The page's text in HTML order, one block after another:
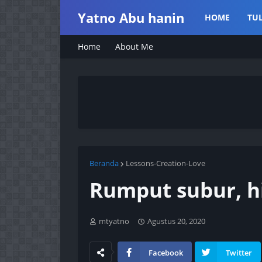
Yatno Abu hanin HOME
Home About Me
Beranda Lessons-Creation-Love
Rumput subur,
mtyatno Agustus 20, 2020
Facebook Twitter